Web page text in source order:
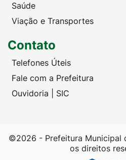
Saúde
Viação e Transportes
Contato
Telefones Úteis
Fale com a Prefeitura
Ouvidoria | SIC
©2026 - Prefeitura Municipal
os direitos